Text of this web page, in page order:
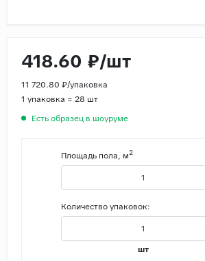
418.60 ₽/шт
11 720.80 ₽/упаковка
1 упаковка = 28 шт
Есть образец в шоуруме
Площадь пола, м2
Количество упаковок:
шт